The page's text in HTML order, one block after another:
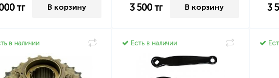
тг В корзину 3 500тг В корзину 3
в наличии Есть в наличии